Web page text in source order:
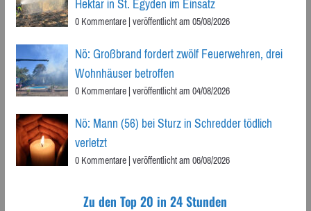
0 Kommentare|veröffentlicht am 05/08/2026
Nö: Großbrand fordert zwölf Feuerwehren, drei
Wohnhäuser betroffen
0 Kommentare|veröffentlicht am 04/08/2026
Nö: Mann (56) bei Sturz in Schredder tödlich
verletzt
0 Kommentare|veröffentlicht am 06/08/2026
Zu den Top 20 in 24 Stunden